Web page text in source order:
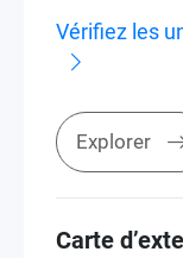
Vérifiez les
Explorer
Carte